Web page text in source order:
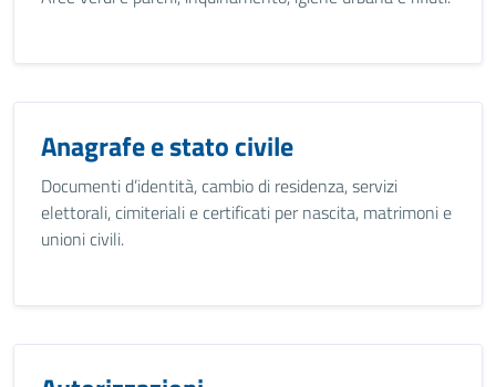
Anagrafe e stato civile
Documenti d’identità, cambio di residenza, servizi
elettorali, cimiteriali e certificati per nascita, matrimoni e
unioni civili.